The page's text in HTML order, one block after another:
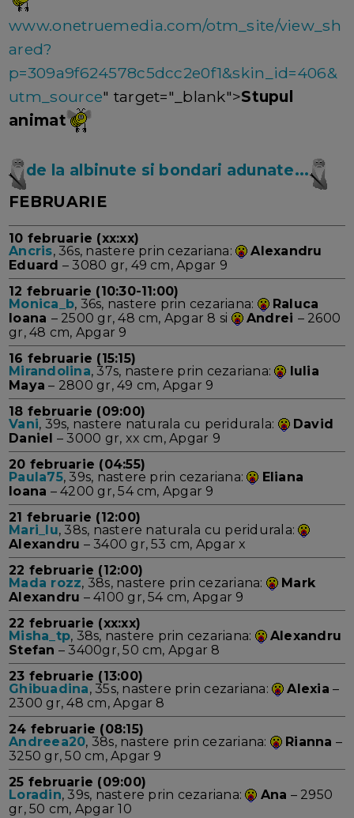
www.onetruemedia.com/otm_site/view_sh
ared?
p=309a9f624578c5dcc2e0f1&skin_id=406&
utm_source" target="_blank">Stupul
animat
de la albinute si bondari adunate...
FEBRUARIE
10 februarie (xx:xx)
Ancris, 36s, nastere prin cezariana:
Alexandru
Eduard – 3080 gr, 49 cm, Apgar 9
12 februarie (10:30-11:00)
Monica_b, 36s, nastere prin cezariana:
Raluca
Ioana – 2500 gr, 48 cm, Apgar 8 si Andrei – 2600
gr, 48 cm, Apgar 9
16 februarie (15:15)
Mirandolina, 37s, nastere prin cezariana:
Iulia
Maya – 2800 gr, 49 cm, Apgar 9
18 februarie (09:00)
Vani, 39s, nastere naturala cu peridurala:
David
Daniel – 3000 gr, xx cm, Apgar 9
20 februarie (04:55)
Paula75, 39s, nastere prin cezariana:
Eliana
Ioana – 4200 gr, 54 cm, Apgar 9
21 februarie (12:00)
Mari_lu, 38s, nastere naturala cu peridurala:
Alexandru – 3400 gr, 53 cm, Apgar x
22 februarie (12:00)
Mada rozz, 38s, nastere prin cezariana:
Mark
Alexandru – 4100 gr, 54 cm, Apgar 9
22 februarie (xx:xx)
Misha_tp, 38s, nastere prin cezariana:
Alexandru
Stefan – 3400gr, 50 cm, Apgar 8
23 februarie (13:00)
Ghibuadina, 35s, nastere prin cezariana: Alexia –
2300 gr, 48 cm, Apgar 8
24 februarie (08:15)
Andreea20, 38s, nastere prin cezariana: Rianna –
3250 gr, 50 cm, Apgar 9
25 februarie (09:00)
Loradin, 39s, nastere prin cezariana: Ana – 2950
gr, 50 cm, Apgar 10